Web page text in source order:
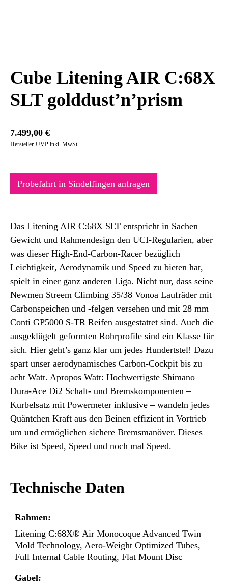
Cube Litening AIR C:68X
SLT golddust’n’prism
7.499,00 €
Hersteller-UVP inkl. MwSt.
Probefahrt in Sindelfingen anfragen
Das Litening AIR C:68X SLT entspricht in Sachen
Gewicht und Rahmendesign den UCI-Regularien, aber
was dieser High-End-Carbon-Racer bezüglich
Leichtigkeit, Aerodynamik und Speed zu bieten hat,
spielt in einer ganz anderen Liga. Nicht nur, dass seine
Newmen Streem Climbing 35/38 Vonoa Laufräder mit
Carbonspeichen und -felgen versehen und mit 28 mm
Conti GP5000 S-TR Reifen ausgestattet sind. Auch die
ausgeklügelt geformten Rohrprofile sind ein Klasse für
sich. Hier geht’s ganz klar um jedes Hundertstel! Dazu
spart unser aerodynamisches Carbon-Cockpit bis zu
acht Watt. Apropos Watt: Hochwertigste Shimano
Dura-Ace Di2 Schalt- und Bremskomponenten –
Kurbelsatz mit Powermeter inklusive – wandeln jedes
Quäntchen Kraft aus den Beinen effizient in Vortrieb
um und ermöglichen sichere Bremsmanöver. Dieses
Bike ist Speed, Speed und noch mal Speed.
Technische Daten
Rahmen:
Litening C:68X® Air Monocoque Advanced Twin
Mold Technology, Aero-Weight Optimized Tubes,
Full Internal Cable Routing, Flat Mount Disc
Gabel: